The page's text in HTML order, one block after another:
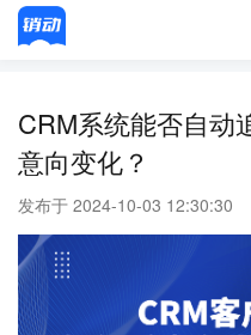
CRM系统能否自动
意向变化？
发布于 2024-10-03 12:30:30